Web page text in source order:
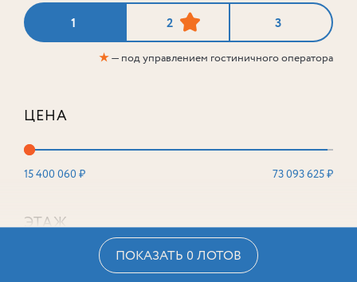
1 2 3
★— под управлением гостиничного оператора
ЦЕНА
15 400 060 ₽ 73 093 625 ₽
ЭТАЖ
ПОКАЗАТЬ 0 ЛОТОВ